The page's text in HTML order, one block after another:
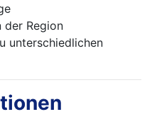
der Region
unterschiedlichen